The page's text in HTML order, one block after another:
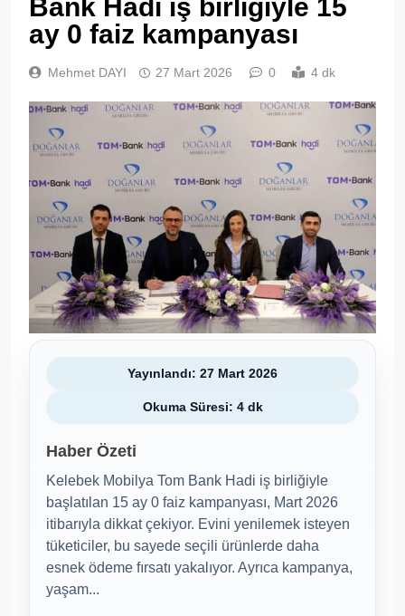
Bank Hadi iş birliğiyle 15
ay 0 faiz kampanyası
Mehmet DAYI 27 Mart 2026 0 4 dk
Yayınlandı: 27 Mart 2026
Okuma Süresi: 4 dk
Haber Özeti
Kelebek Mobilya Tom Bank Hadi iş birliğiyle
başlatılan 15 ay 0 faiz kampanyası, Mart 2026
itibarıyla dikkat çekiyor. Evini yenilemek isteyen
tüketiciler, bu sayede seçili ürünlerde daha
esnek ödeme fırsatı yakalıyor. Ayrıca kampanya,
yaşam...